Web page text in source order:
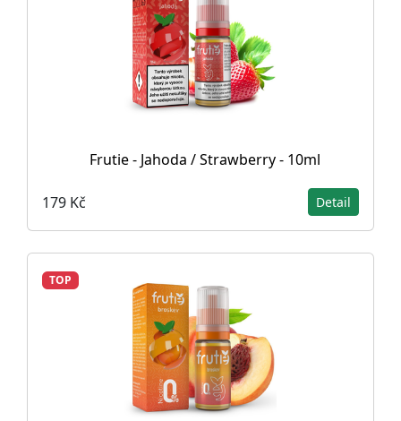
Frutie - Jahoda / Strawberry - 10ml
179 Kč Detail
TOP